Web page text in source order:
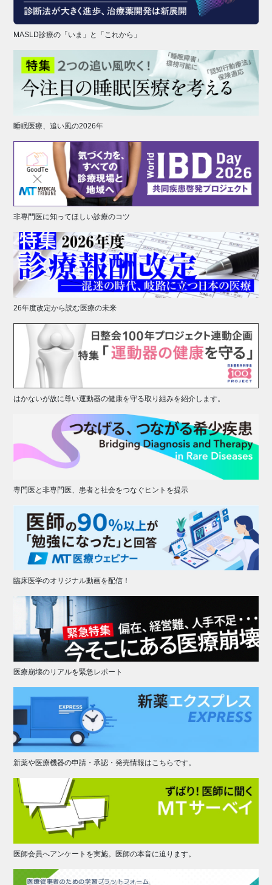
MASLD診療の「いま」と「これから」
睡眠医療、追い風の2026年
非専門医に知ってほしい診療のコツ
26年度改定から読む医療の未来
はかないが故に尊い運動器の健康を守る取り組みを紹介します。
専門医と非専門医、患者と社会をつなぐヒントを提示
臨床医学のオリジナル動画を配信！
医療崩壊のリアルを緊急レポート
新薬や医療機器の申請・承認・発売情報はこちらです。
医師会員へアンケートを実施。医師の本音に迫ります。